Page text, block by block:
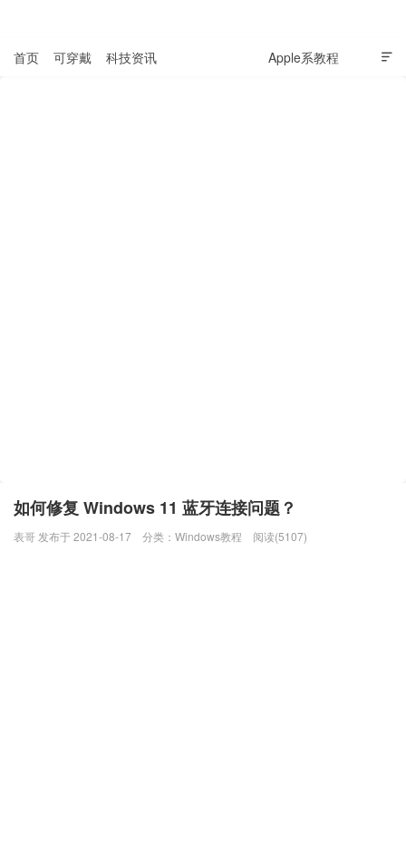

首页 可穿戴 科技资讯 Apple系教程
如何修复 Windows 11 蓝牙连接问题？
表哥 发布于 2021-08-17 分类： Windows教程 阅读(5107)